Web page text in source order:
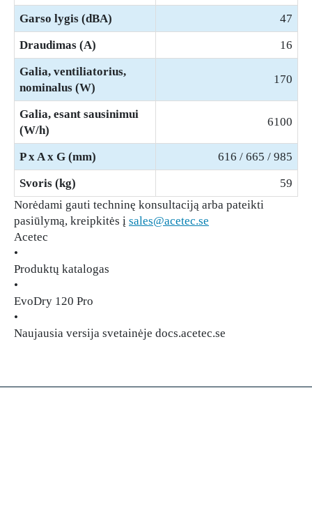
Garso lygis (dBA)
47
Draudimas (A)
16
Galia, ventiliatorius,
nominalus (W)
170
Galia, esant sausinimui
(W/h)
6100
P x A x G (mm)
616 / 665 / 985
Svoris (kg)
59
Norėdami gauti techninę konsultaciją arba pateikti
pasiūlymą, kreipkitės į sales@acetec.se
Acetec
•
Produktų katalogas
•
EvoDry 120 Pro
•
Naujausia versija svetainėje docs.acetec.se